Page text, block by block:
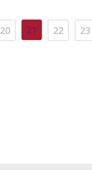
20 21 22 23